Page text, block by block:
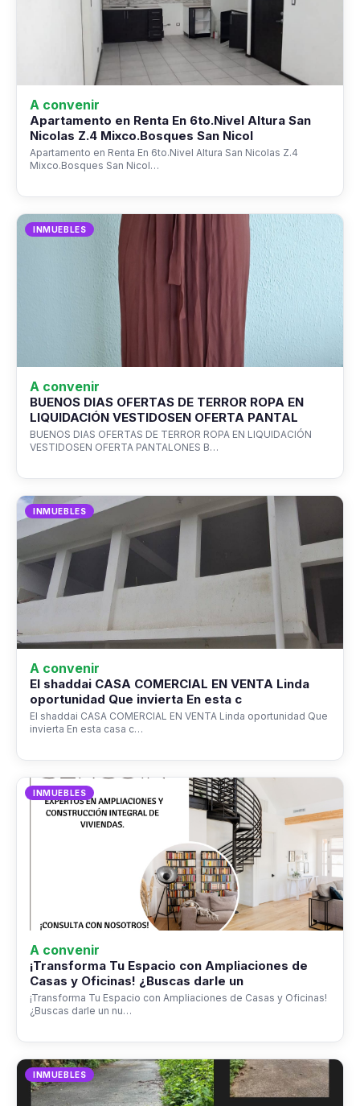
A convenir
Apartamento en Renta En 6to.Nivel Altura San
Nicolas Z.4 Mixco.Bosques San Nicol
Apartamento en Renta En 6to.Nivel Altura San Nicolas Z.4
Mixco.Bosques San Nicol…
INMUEBLES
A convenir
BUENOS DIAS OFERTAS DE TERROR ROPA EN
LIQUIDACIÓN VESTIDOSEN OFERTA PANTAL
BUENOS DIAS OFERTAS DE TERROR ROPA EN LIQUIDACIÓN
VESTIDOSEN OFERTA PANTALONES B…
INMUEBLES
A convenir
El shaddai CASA COMERCIAL EN VENTA Linda
oportunidad Que invierta En esta c
El shaddai CASA COMERCIAL EN VENTA Linda oportunidad Que
invierta En esta casa c…
INMUEBLES
A convenir
¡Transforma Tu Espacio con Ampliaciones de
Casas y Oficinas! ¿Buscas darle un
¡Transforma Tu Espacio con Ampliaciones de Casas y Oficinas!
¿Buscas darle un nu…
INMUEBLES